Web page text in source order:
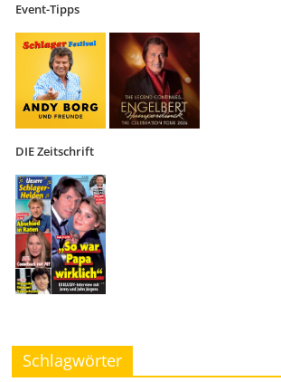
Event-Tipps
DIE Zeitschrift
Schlagwörter